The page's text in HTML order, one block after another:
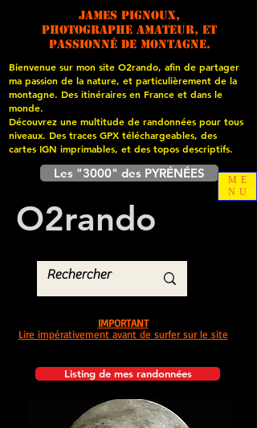
James PIGNOUX,
photographe amateur, et
passionné de montagne.
Bienvenue sur mon site O2rando, afin de partager
ma passion de la nature, et particulièrement de la
montagne. Des itinéraires en France et dans le
monde.
Découvrez une multitude de randonnées pour tous
niveaux. Des traces GPX téléchargeables, des
cartes IGN imprimables, et des topos descriptifs.
Les "3000" des PYRÉNÉES
O2rando
Listing de mes randonnées
IMPORTANT
Lire impérativement avant de surfer sur le site
ME
NU